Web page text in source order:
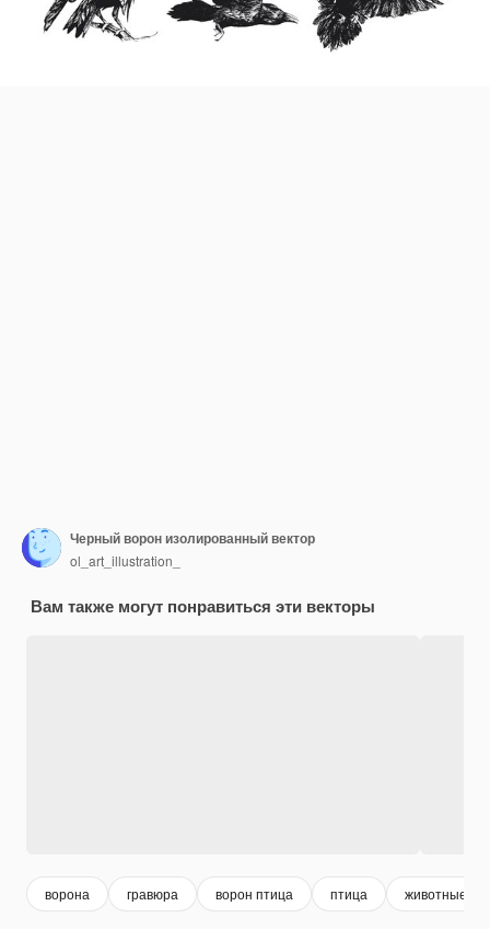
Черный ворон изолированный вектор
ol_art_illustration_
Вам также могут понравиться эти векторы
ворона гравюра ворон птица птица животные